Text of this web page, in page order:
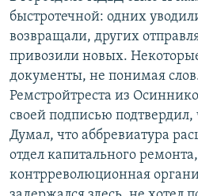
быстротечной: одних
возвращали, других
привозили новых.
документы, не понимая
Ремстройтреста из
своей подписью подтвердил,
Думал, что аббревиатура
отдел капитального
контрреволюционная